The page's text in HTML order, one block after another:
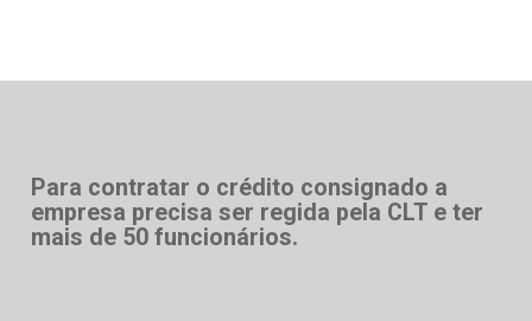
Para contratar o crédito consignado a
empresa precisa ser regida pela CLT e ter
mais de 50 funcionários.